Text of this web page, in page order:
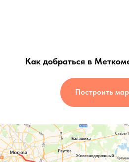
Как добраться в
Построить